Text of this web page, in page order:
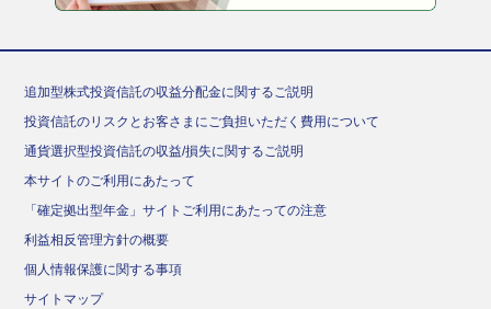
追加型株式投資信託の収益分配金に関するご説明
投資信託のリスクとお客さまにご負担いただく費用について
通貨選択型投資信託の収益/損失に関するご説明
本サイトのご利用にあたって
「確定拠出型年金」サイトご利用にあたっての注意
利益相反管理方針の概要
個人情報保護に関する事項
サイトマップ